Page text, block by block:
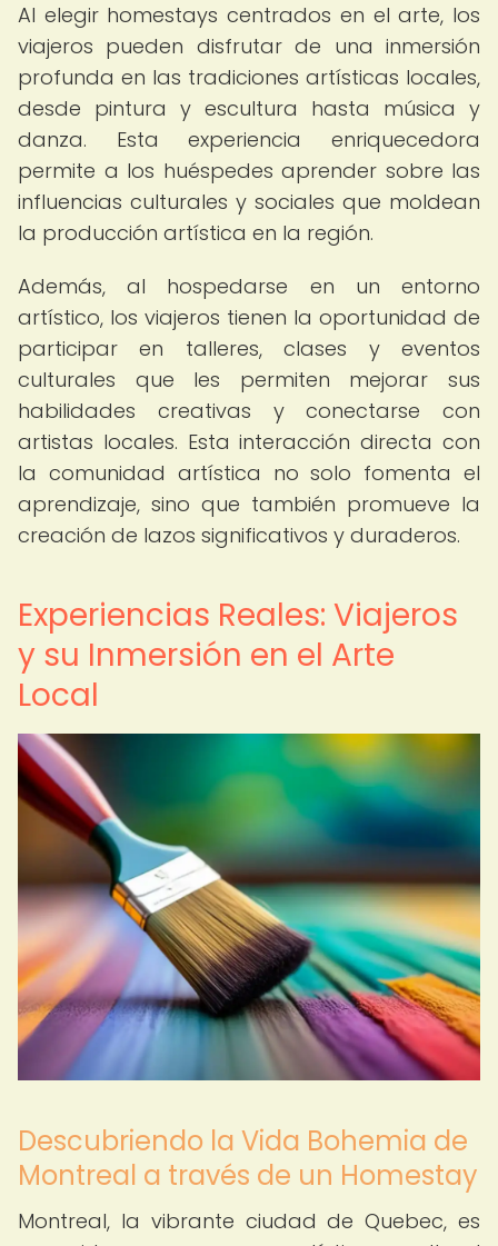
Al elegir homestays centrados en el arte, los
viajeros pueden disfrutar de una inmersión
profunda en las tradiciones artísticas locales,
desde pintura y escultura hasta música y
danza. Esta experiencia enriquecedora
permite a los huéspedes aprender sobre las
influencias culturales y sociales que moldean
la producción artística en la región.
Además, al hospedarse en un entorno
artístico, los viajeros tienen la oportunidad de
participar en talleres, clases y eventos
culturales que les permiten mejorar sus
habilidades creativas y conectarse con
artistas locales. Esta interacción directa con
la comunidad artística no solo fomenta el
aprendizaje, sino que también promueve la
creación de lazos significativos y duraderos.
Experiencias Reales: Viajeros
y su Inmersión en el Arte
Local
Descubriendo la Vida Bohemia de
Montreal a través de un Homestay
Montreal, la vibrante ciudad de Quebec, es